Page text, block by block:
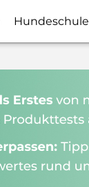
Hundeschule